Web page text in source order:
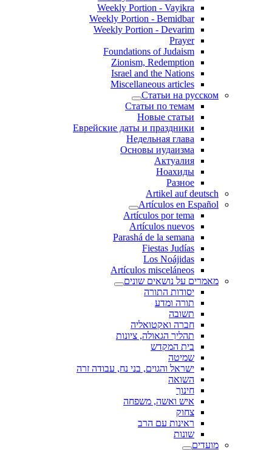
Weekly Portion - Vayikra
Weekly Portion - Bemidbar
Weekly Portion - Devarim
Prayer
Foundations of Judaism
Zionism, Redemption
Israel and the Nations
Miscellaneous articles
Статьи на русском
Статьи по темам
Новые статьи
Еврейские даты и праздники
Недельная глава
Основы иудаизма
Актуалия
Ноахиды
Разное
Artikel auf deutsch
Artículos en Español
Artículos por tema
Artículos nuevos
Parashá de la semana
Fiestas Judías
Los Noájidas
Artículos misceláneos
מאמרים על נושאים שונים
יסודות התורה
תורה ומדע
תשובה
חברה ואקטואליה
תהליך הגאולה, ציונות
בית המקדש
שמיטה
ישראל והגוים, בני נח, עבודה זרה
השואה
חינוך
איש ואשה, משפחה
צחוק
ראינות עם הרב
שונות
מועדים